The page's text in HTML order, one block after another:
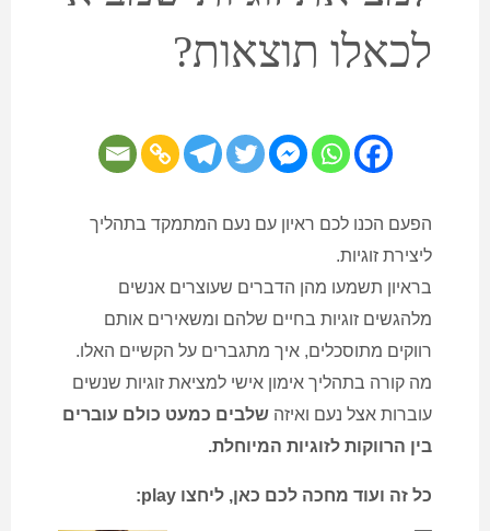
לכאלו תוצאות?
הפעם הכנו לכם ראיון עם נעם המתמקד בתהליך
ליצירת זוגיות.
בראיון תשמעו מהן הדברים שעוצרים אנשים
מלהגשים זוגיות בחיים שלהם ומשאירים אותם
רווקים מתוסכלים, איך מתגברים על הקשיים האלו.
מה קורה בתהליך אימון אישי למציאת זוגיות שנשים
עוברות אצל נעם ואיזה שלבים כמעט כולם עוברים
בין הרווקות לזוגיות המיוחלת.
כל זה ועוד מחכה לכם כאן, ליחצו play: